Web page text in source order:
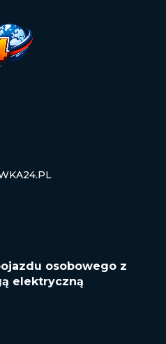
osobowego z
elektryczną